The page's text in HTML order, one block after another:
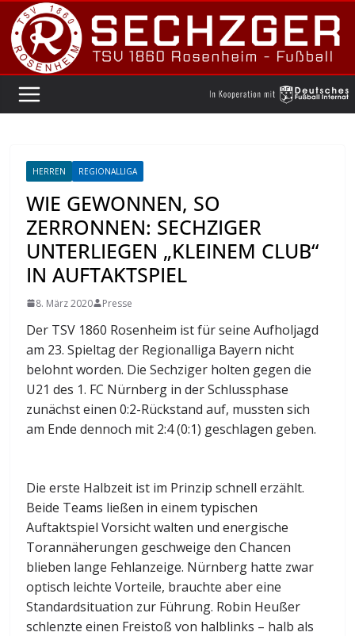
Zum
Inhalt
springen
HERREN REGIONALLIGA
WIE GEWONNEN, SO
ZERRONNEN: SECHZIGER
UNTERLIEGEN „KLEINEM CLUB“
IN AUFTAKTSPIEL
8. März 2020 Presse
Der TSV 1860 Rosenheim ist für seine Aufholjagd
am 23. Spieltag der Regionalliga Bayern nicht
belohnt worden. Die Sechziger holten gegen die
U21 des 1. FC Nürnberg in der Schlussphase
zunächst einen 0:2-Rückstand auf, mussten sich
am Ende dennoch mit 2:4 (0:1) geschlagen geben.
Die erste Halbzeit ist im Prinzip schnell erzählt.
Beide Teams ließen in einem typischen
Auftaktspiel Vorsicht walten und energische
Torannäherungen geschweige den Chancen
blieben lange Fehlanzeige. Nürnberg hatte zwar
optisch leichte Vorteile, brauchte aber eine
Standardsituation zur Führung. Robin Heußer
schlenzte einen Freistoß von halblinks – halb als